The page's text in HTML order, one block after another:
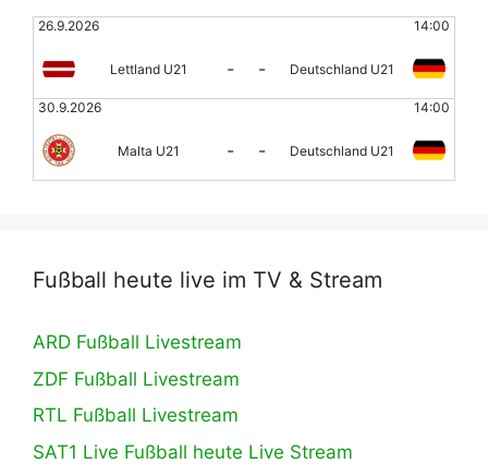
26.9.2026 14:00
Lettland U21 - - Deutschland U21
30.9.2026 14:00
Malta U21 - - Deutschland U21
Fußball heute live im TV & Stream
ARD Fußball Livestream
ZDF Fußball Livestream
RTL Fußball Livestream
SAT1 Live Fußball heute Live Stream